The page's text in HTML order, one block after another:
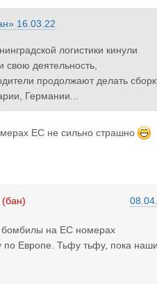
16.03.22
логистики кинули
свою деятельность,
продолжают делать
Германии...
ЕС не сильно страшно
(бан)
бомбилы на ЕС номерах
по Европе. Тьфу тьфу, пока